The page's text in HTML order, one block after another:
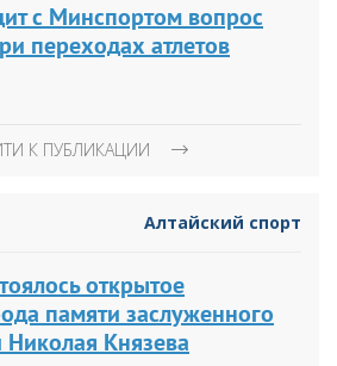
с Минспортом вопрос
переходах атлетов
К ПУБЛИКАЦИИ
Алтайский спорт
открытое
памяти заслуженного
Николая Князева